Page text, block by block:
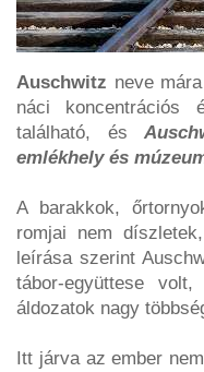
Auschwitz neve
náci koncentrációs
található, és
emlékhely és
A barakkok,
romjai nem
leírása szerint
tábor-együttese volt,
áldozatok nagy
Itt járva az ember